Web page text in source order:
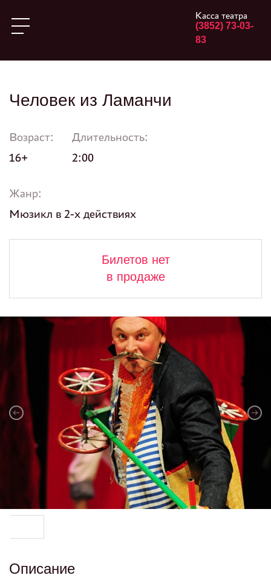
Касса театра
(3852) 73-03-
83
Человек из Ламанчи
Возраст:
16+
Длительность:
2:00
Жанр:
Мюзикл в 2-х действиях
Билетов нет
в продаже
Описание